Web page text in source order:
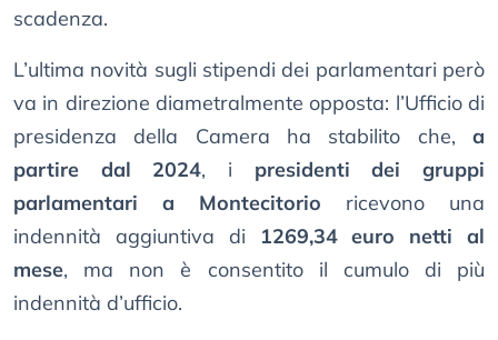
scadenza.
L’ultima novità sugli stipendi dei parlamentari però
va in direzione diametralmente opposta: l’Ufficio di
presidenza della Camera ha stabilito che, a
partire dal 2024, i presidenti dei gruppi
parlamentari a Montecitorio ricevono una
indennità aggiuntiva di
1269,34 euro netti al
mese, ma non è consentito il cumulo di più
indennità d’ufficio.